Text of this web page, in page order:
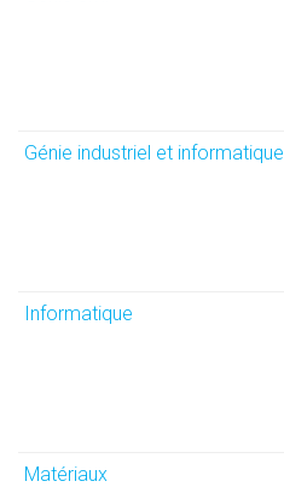
Génie industriel et informatique
Informatique
Matériaux